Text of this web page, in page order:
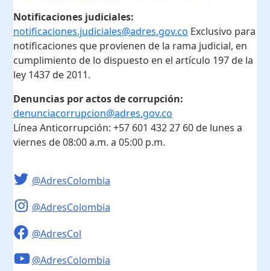
Notificaciones judiciales:
notificaciones.judiciales@adres.gov.co Exclusivo para
notificaciones que provienen de la rama judicial, en
cumplimiento de lo dispuesto en el artículo 197 de la
ley 1437 de 2011.
Denuncias por actos de corrupción:
denunciacorrupcion@adres.gov.co
Línea Anticorrupción: +57 601 432 27 60 de lunes a
viernes de 08:00 a.m. a 05:00 p.m.
@AdresColombia
@AdresColombia
@AdresCol
@AdresColombia